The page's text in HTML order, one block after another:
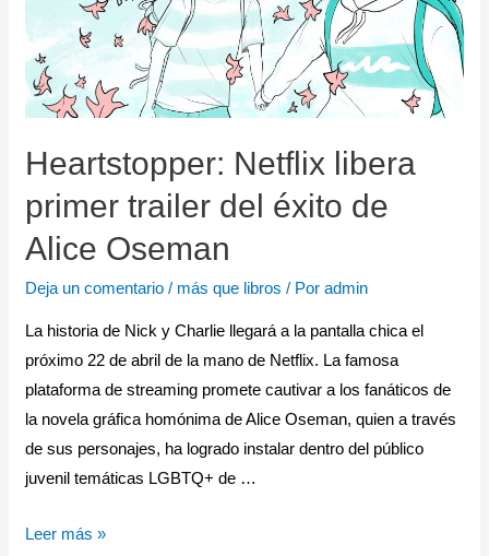
Heartstopper: Netflix libera
primer trailer del éxito de
Alice Oseman
Deja un comentario / más que libros / Poradmin
La historia de Nick y Charlie llegará a la pantalla chica el
próximo 22 de abril de la mano de Netflix. La famosa
plataforma de streaming promete cautivar a los fanáticos de
la novela gráfica homónima de Alice Oseman, quien a través
de sus personajes, ha logrado instalar dentro del público
juvenil temáticas LGBTQ+ de …
Leer más »